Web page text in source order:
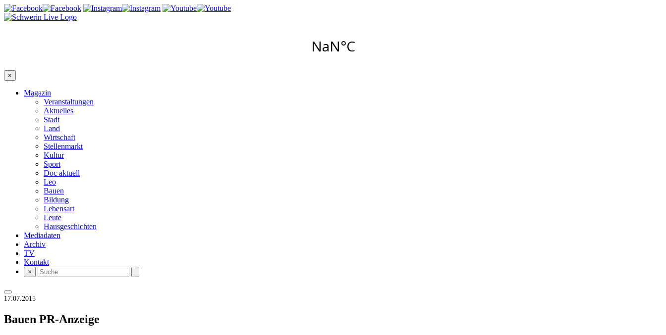
×
Magazin
Veranstaltungen
Aktuelles
Stadt
Land
Wirtschaft
Stellenmarkt
Kultur
Sport
Doc aktuell
Leo
Bauen
Bildung
Lebensart
Leute
Hausgeschichten
Mediadaten
Archiv
TV
Kontakt
×
17.07.2015
Bauen PR-Anzeige